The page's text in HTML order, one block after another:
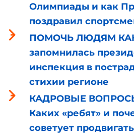
Олимпиады и как
поздравил
ПОМОЧЬ ЛЮДЯМ
запомнилась
инспекция в
стихии регионе
КАДРОВЫЕ
Каких «ребят» и
советует